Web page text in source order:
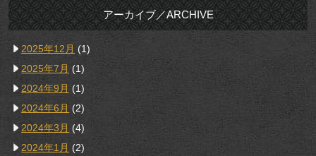
アーカイブ／ARCHIVE
2025年12月 (1)
2025年7月 (1)
2024年9月 (1)
2024年6月 (2)
2024年3月 (4)
2024年1月 (2)